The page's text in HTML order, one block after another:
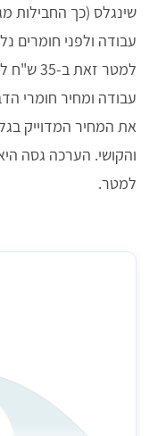
עבודה ולפני חומרים
למטר
עבודה ומחיר חומרי
את המחיר המדוייק
למטר.